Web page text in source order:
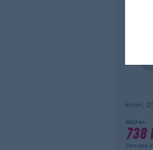
krom,
820 kr.
738
Sendes